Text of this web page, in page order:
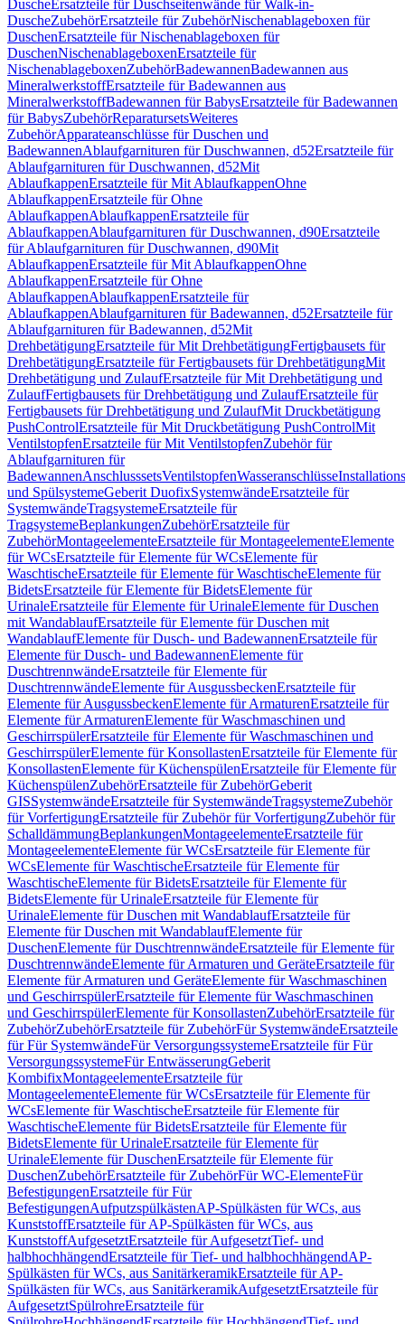
DuscheErsatzteile für Duschseitenwände für Walk-in-
DuscheZubehörErsatzteile für ZubehörNischenablageboxen für
DuschenErsatzteile für Nischenablageboxen für
DuschenNischenablageboxenErsatzteile für
NischenablageboxenZubehörBadewannenBadewannen aus
MineralwerkstoffErsatzteile für Badewannen aus
MineralwerkstoffBadewannen für BabysErsatzteile für Badewannen
für BabysZubehörReparatursetsWeiteres
ZubehörApparateanschlüsse für Duschen und
BadewannenAblaufgarnituren für Duschwannen, d52Ersatzteile für
Ablaufgarnituren für Duschwannen, d52Mit
AblaufkappenErsatzteile für Mit AblaufkappenOhne
AblaufkappenErsatzteile für Ohne
AblaufkappenAblaufkappenErsatzteile für
AblaufkappenAblaufgarnituren für Duschwannen, d90Ersatzteile
für Ablaufgarnituren für Duschwannen, d90Mit
AblaufkappenErsatzteile für Mit AblaufkappenOhne
AblaufkappenErsatzteile für Ohne
AblaufkappenAblaufkappenErsatzteile für
AblaufkappenAblaufgarnituren für Badewannen, d52Ersatzteile für
Ablaufgarnituren für Badewannen, d52Mit
DrehbetätigungErsatzteile für Mit DrehbetätigungFertigbausets für
DrehbetätigungErsatzteile für Fertigbausets für DrehbetätigungMit
Drehbetätigung und ZulaufErsatzteile für Mit Drehbetätigung und
ZulaufFertigbausets für Drehbetätigung und ZulaufErsatzteile für
Fertigbausets für Drehbetätigung und ZulaufMit Druckbetätigung
PushControlErsatzteile für Mit Druckbetätigung PushControlMit
VentilstopfenErsatzteile für Mit VentilstopfenZubehör für
Ablaufgarnituren für
BadewannenAnschlusssetsVentilstopfenWasseranschlüsse
und SpülsystemeGeberit DuofixSystemwändeErsatzteile für
SystemwändeTragsystemeErsatzteile für
TragsystemeBeplankungenZubehörErsatzteile für
ZubehörMontageelementeErsatzteile für MontageelementeElemente
für WCsErsatzteile für Elemente für WCsElemente für
WaschtischeErsatzteile für Elemente für WaschtischeElemente für
BidetsErsatzteile für Elemente für BidetsElemente für
UrinaleErsatzteile für Elemente für UrinaleElemente für Duschen
mit WandablaufErsatzteile für Elemente für Duschen mit
WandablaufElemente für Dusch- und BadewannenErsatzteile für
Elemente für Dusch- und BadewannenElemente für
DuschtrennwändeErsatzteile für Elemente für
DuschtrennwändeElemente für AusgussbeckenErsatzteile für
Elemente für AusgussbeckenElemente für ArmaturenErsatzteile für
Elemente für ArmaturenElemente für Waschmaschinen und
GeschirrspülerErsatzteile für Elemente für Waschmaschinen und
GeschirrspülerElemente für KonsollastenErsatzteile für Elemente für
KonsollastenElemente für KüchenspülenErsatzteile für Elemente für
KüchenspülenZubehörErsatzteile für ZubehörGeberit
GISSystemwändeErsatzteile für SystemwändeTragsystemeZubehör
für VorfertigungErsatzteile für Zubehör für VorfertigungZubehör für
SchalldämmungBeplankungenMontageelementeErsatzteile für
MontageelementeElemente für WCsErsatzteile für Elemente für
WCsElemente für WaschtischeErsatzteile für Elemente für
WaschtischeElemente für BidetsErsatzteile für Elemente für
BidetsElemente für UrinaleErsatzteile für Elemente für
UrinaleElemente für Duschen mit WandablaufErsatzteile für
Elemente für Duschen mit WandablaufElemente für
DuschenElemente für DuschtrennwändeErsatzteile für Elemente für
DuschtrennwändeElemente für Armaturen und GeräteErsatzteile für
Elemente für Armaturen und GeräteElemente für Waschmaschinen
und GeschirrspülerErsatzteile für Elemente für Waschmaschinen
und GeschirrspülerElemente für KonsollastenZubehörErsatzteile für
ZubehörZubehörErsatzteile für ZubehörFür SystemwändeErsatzteile
für Für SystemwändeFür VersorgungssystemeErsatzteile für Für
VersorgungssystemeFür EntwässerungGeberit
KombifixMontageelementeErsatzteile für
MontageelementeElemente für WCsErsatzteile für Elemente für
WCsElemente für WaschtischeErsatzteile für Elemente für
WaschtischeElemente für BidetsErsatzteile für Elemente für
BidetsElemente für UrinaleErsatzteile für Elemente für
UrinaleElemente für DuschenErsatzteile für Elemente für
DuschenZubehörErsatzteile für ZubehörFür WC-ElementeFür
BefestigungenErsatzteile für Für
BefestigungenAufputzspülkästenAP-Spülkästen für WCs, aus
KunststoffErsatzteile für AP-Spülkästen für WCs, aus
KunststoffAufgesetztErsatzteile für AufgesetztTief- und
halbhochhängendErsatzteile für Tief- und halbhochhängendAP-
Spülkästen für WCs, aus SanitärkeramikErsatzteile für AP-
Spülkästen für WCs, aus SanitärkeramikAufgesetztErsatzteile für
AufgesetztSpülrohreErsatzteile für